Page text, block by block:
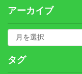
アーカイブ
タグ